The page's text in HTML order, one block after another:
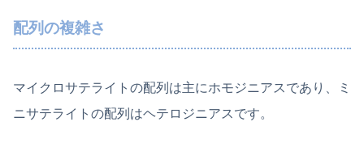
配列の複雑さ
マイクロサテライトの配列は主にホモジニアスであり、ミ
ニサテライトの配列はヘテロジニアスです。